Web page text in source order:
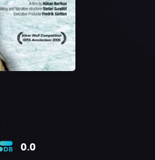
0.0